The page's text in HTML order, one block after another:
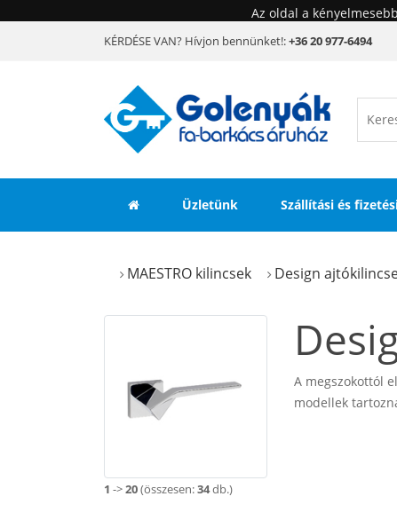
Az oldal a
KÉRDÉSE VAN? Hívjon bennünket!:+36 20 977-6494
Üzletünk Szállítási és
MAESTRO kilincsek Design
A megszokottól
modellek
1 ->20(összesen:34db.)